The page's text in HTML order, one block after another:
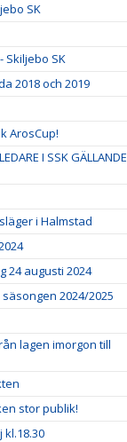
SK
Skiljebo SK
2018 och 2019
ArosCup!
I SSK GÄLLANDE
i Halmstad
24 augusti 2024
2024/2025
lagen imorgon till
stor publik!